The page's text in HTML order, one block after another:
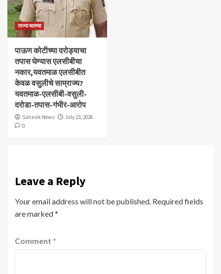
ताज्या बातम्या
पाऊण कोटीच्या दरोड्याचा
तपास घेण्यास एलसीबीचा
नकार,यवतमाळ एलसीबीत
केवळ वसुलीचे साम्राज्य?
यवतमाळ-एलसीबी-वसुली-
दरोडा-तपास-गंभीर-आरोप
Sahasik News
July 23, 2026
0
Leave a Reply
Your email address will not be published. Required fields
are marked*
Comment *